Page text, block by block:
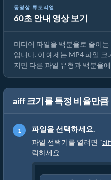
동영상 튜토리얼
60초 안내 영상 보기
미디어 파일 크기를 50% 줄이는
미디어 파일을 백분율로 줄이
입니다. 이 예제는 MP4 파일
지만 다른 파일 유형과 백분율
aiff 크기를 특정 비율만
파일을 선택하세요.
파일 선택기를 열려면 "
릭하세요